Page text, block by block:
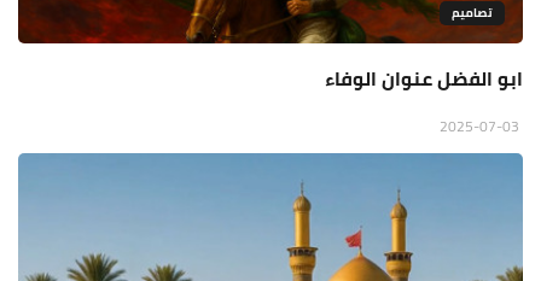
تصاميم
ابو الفضل عنوان الوفاء